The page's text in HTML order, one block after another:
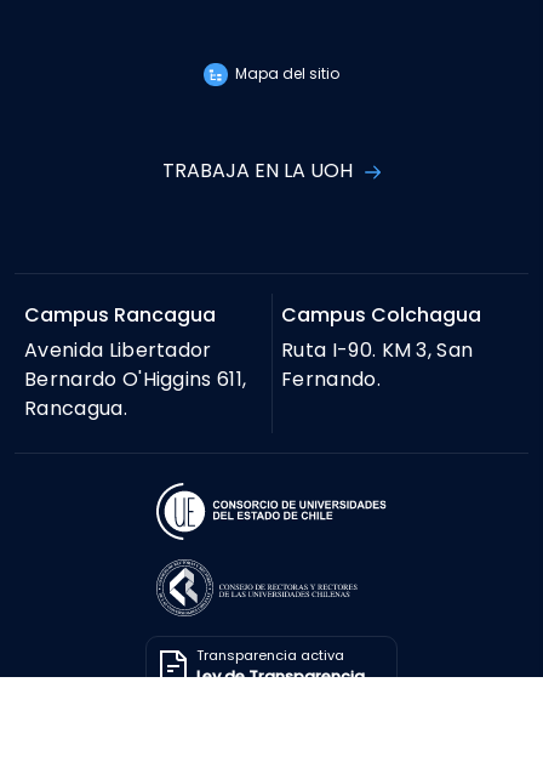
Mapa del sitio
TRABAJA EN LA UOH
Campus Rancagua
Avenida Libertador
Bernardo O'Higgins 611,
Rancagua.
Campus Colchagua
Ruta I-90. KM 3, San
Fernando.
Transparencia activa
Ley de Transparencia